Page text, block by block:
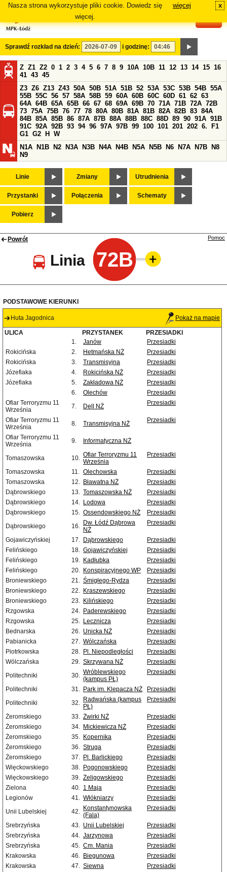
Nasza strona wykorzystuje pliki cookie. Dowiedz się
więcej.
więcej x
Sprawdź rozkład na dzień: i godzinę:
Z Z1 Z2 0 1 2 3 4 5 6 7 8 9 10A 10B 11 12 13 14 15 16
41 43 45
Z3 Z6 Z13 Z43 50A 50B 51A 51B 52 53A 53C 53B 54B 55A
55B 55C 56 57 58A 58B 59 60A 60B 60C 60D 61 62 63
64A 64B 65A 65B 66 67 68 69A 69B 70 71A 71B 72A 72B
73 75A 75B 76 77 78 80A 80B 81A 81B 82A 82B 83 84A
84B 85A 85B 86 87A 87B 88A 88B 88C 88D 89 90 91A 91B
91C 92A 92B 93 94 96 97A 97B 99 100 101 201 202 6.
F1
G1 G2 H
W
N1A
N1B N2 N3A N3B N4A N4B N5A N5B N6 N7A N7B
N8
N9
Linie Zmiany Utrudnienia
Przystanki Połączenia Schematy
Pobierz
Powrót
Linia 72B
Pomoc
PODSTAWOWE KIERUNKI
Huta Jagodnica Pokaż na mapie
ULICA PRZYSTANEK
PRZESIADKI
1.
Janów
Przesiadki
Rokicińska
2. Hetmańska NŻ
Przesiadki
Rokicińska
3. Transmisyjna
Przesiadki
Józefiaka
4. Rokicińska NŻ
Przesiadki
Józefiaka
5. Zakładowa NŻ
Przesiadki
6.
Olechów
Przesiadki
Ofiar Terroryzmu 11
Września
7. Dell NŻ Przesiadki
Ofiar Terroryzmu 11
Września
8. Transmisyjna NŻ Przesiadki
Ofiar Terroryzmu 11
Września
9. Informatyczna NŻ
Tomaszowska 10. Ofiar Terroryzmu 11
Września
Przesiadki
Tomaszowska 11. Olechowska
Przesiadki
Tomaszowska
12. Bławatna NŻ
Przesiadki
Dąbrowskiego
13. Tomaszowska NŻ
Przesiadki
Dąbrowskiego
14. Lodowa
Przesiadki
Dąbrowskiego
15. Ossendowskiego NŻ
Przesiadki
Dąbrowskiego
16. Dw. Łódź Dąbrowa
NŻ
Przesiadki
Gojawiczyńskiej 17. Dąbrowskiego
Przesiadki
Felińskiego
18. Gojawiczyńskiej
Przesiadki
Felińskiego
19. Kadłubka
Przesiadki
Felińskiego
20. Konspiracyjnego WP
Przesiadki
Broniewskiego
21. Śmigłego-Rydza
Przesiadki
Broniewskiego
22. Kraszewskiego
Przesiadki
Broniewskiego
23. Kilińskiego
Przesiadki
Rzgowska
24. Paderewskiego
Przesiadki
Rzgowska
25. Lecznicza
Przesiadki
Bednarska
26. Unicka NŻ
Przesiadki
Pabianicka
27. Wólczańska
Przesiadki
Piotrkowska
28. Pl. Niepodległości
Przesiadki
Wólczańska
29. Skrzywana NŻ
Przesiadki
Politechniki
30. Wróblewskiego
(kampus PŁ)
Przesiadki
Politechniki 31. Park im. Klepacza NŻ
Przesiadki
Politechniki
32. Radwańska (kampus
PŁ)
Przesiadki
Żeromskiego 33. Żwirki NŻ
Przesiadki
Żeromskiego
34. Mickiewicza NŻ
Przesiadki
Żeromskiego
35. Kopernika
Przesiadki
Żeromskiego
36. Struga
Przesiadki
Żeromskiego
37. Pl. Barlickiego
Przesiadki
Więckowskiego
38. Pogonowskiego
Przesiadki
Więckowskiego
39. Żeligowskiego
Przesiadki
Zielona
40. 1 Maja
Przesiadki
Legionów
41. Włókniarzy
Przesiadki
Unii Lubelskiej
42. Konstantynowska
(Fala)
Przesiadki
Srebrzyńska 43. Unii Lubelskiej
Przesiadki
Srebrzyńska
44. Jarzynowa
Przesiadki
Srebrzyńska
45. Cm. Mania
Przesiadki
Krakowska
46. Biegunowa
Przesiadki
Krakowska
47. Siewna
Przesiadki